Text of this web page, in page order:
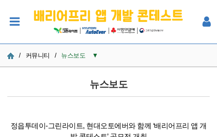
| | |
/ 커뮤니티 / 뉴스보도 ▼
사진
뉴스보도
정읍투데이-그린라이트, 현대오토에버와 함께 ‘배리어프리 앱 개